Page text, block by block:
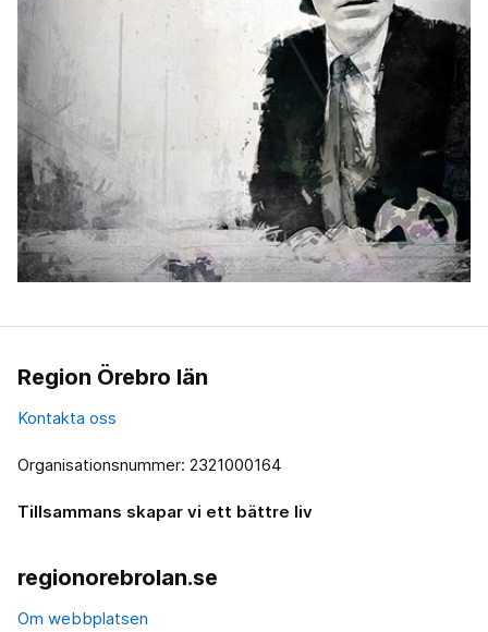
Region Örebro län
Kontakta oss
Organisationsnummer: 2321000164
Tillsammans skapar vi ett bättre liv
regionorebrolan.se
Om webbplatsen